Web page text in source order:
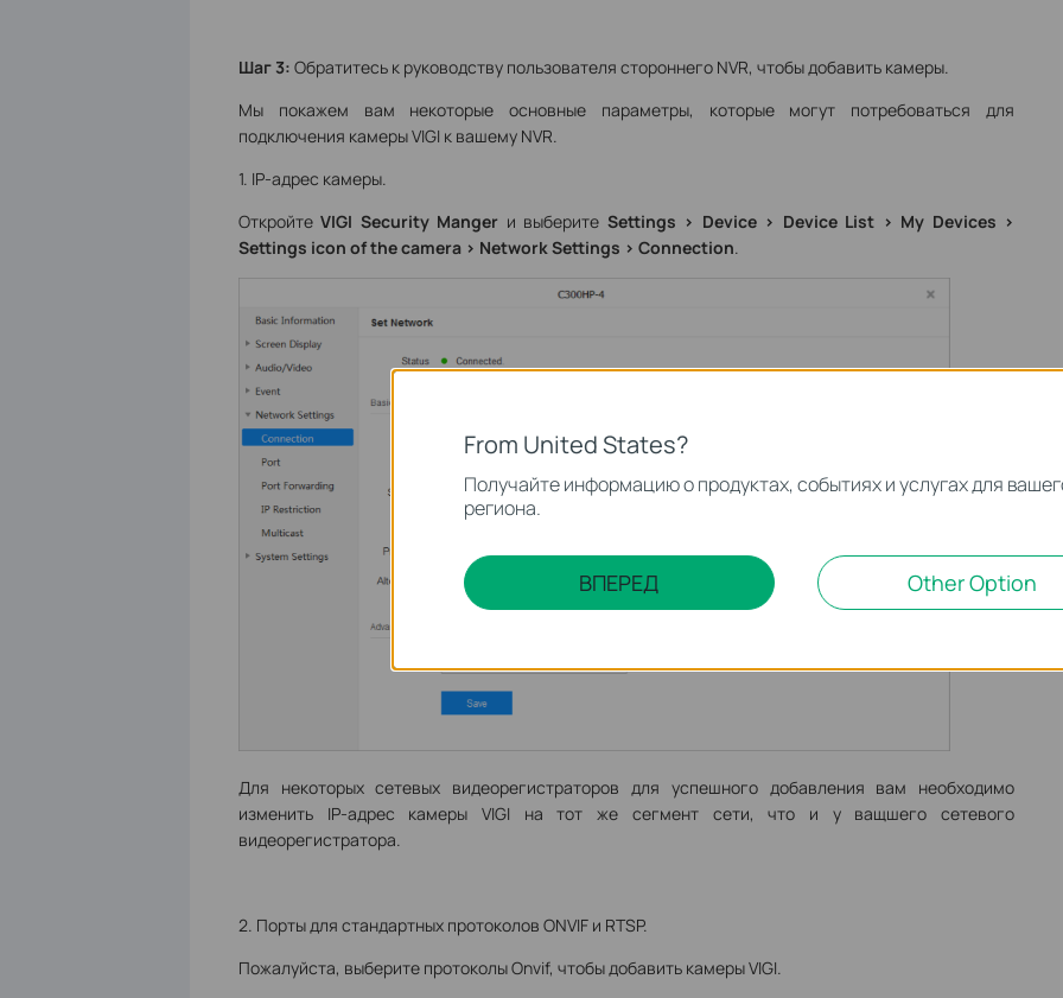
Шаг 3: Обратитесь к руководству пользователя стороннего NVR, чтобы добавить камеры.
Мы покажем вам некоторые основные параметры, которые могут потребоваться для
подключения камеры VIGI к вашему NVR.
1. IP-адрес камеры.
ОткройтеVIGI Security Manger и выберите Settings > Device > Device List > My Devices >
Settings icon of the camera > Network Settings > Connection.
Для некоторых сетевых видеорегистраторов для успешного добавления вам необходимо
изменить IP-адрес камеры VIGI на тот же сегмент сети, что и у ващшего сетевого
видеорегистратора.
2. Порты для стандартных протоколов ONVIF и RTSP.
Пожалуйста, выберите протоколы Onvif, чтобы добавить камеры VIGI.
From United States?
Получайте информацию о продуктах, событиях и услугах для
региона.
ВПЕРЕД Other Option